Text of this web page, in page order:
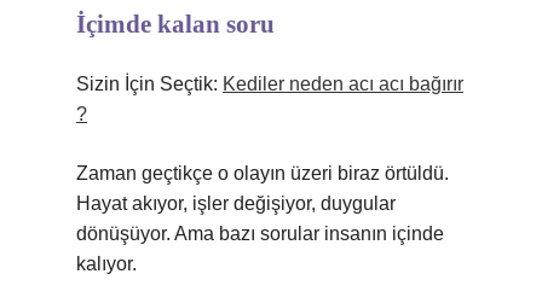
İçimde kalan soru
Sizin İçin Seçtik: Kediler neden acı acı bağırır
?
Zaman geçtikçe o olayın üzeri biraz örtüldü.
Hayat akıyor, işler değişiyor, duygular
dönüşüyor. Ama bazı sorular insanın içinde
kalıyor.